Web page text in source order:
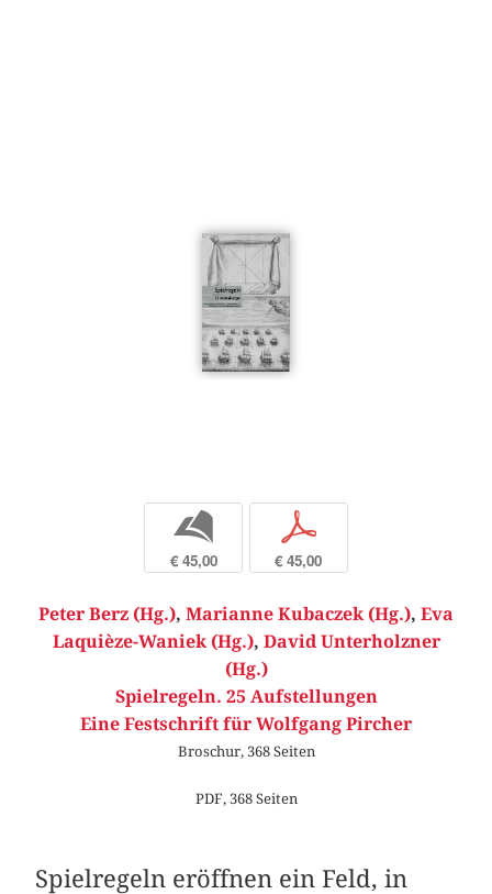
b
€ 45,00
p
€ 45,00
Peter Berz (Hg.), Marianne Kubaczek (Hg.), Eva
Laquièze-Waniek (Hg.), David Unterholzner
(Hg.)
Spielregeln. 25 Aufstellungen
Eine Festschrift für Wolfgang Pircher
Broschur, 368 Seiten
PDF, 368 Seiten
Spielregeln eröffnen ein Feld, in